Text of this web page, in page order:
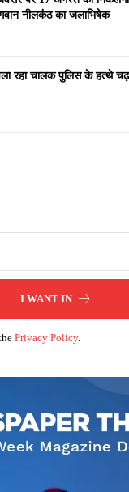
नीलकंठ का जलाभिषेक
रहा चालक पुलिस के हत्थे
I WANT IN
Privacy Policy.